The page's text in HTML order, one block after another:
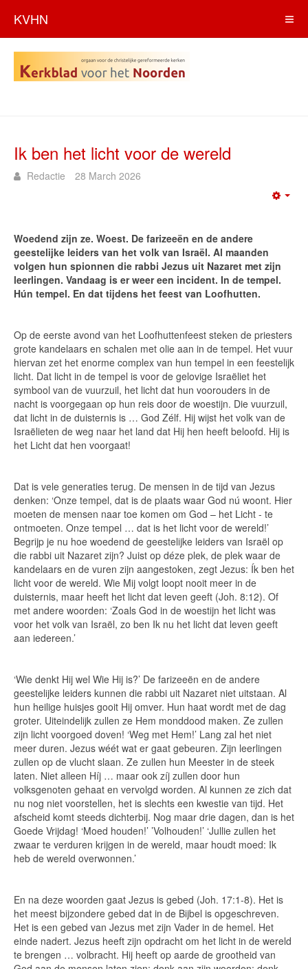
KVHN
Ik ben het licht voor de wereld
Redactie 28 March 2026
Woedend zijn ze. Woest. De farizeeën en de andere
geestelijke leiders van het volk van Israël. Al maanden
volgen hun spionnen die rabbi Jezus uit Nazaret met zijn
leerlingen. Vandaag is er weer een incident. In de tempel.
Hún tempel. En dat tijdens het feest van Loofhutten.
Op de eerste avond van het Loofhuttenfeest steken de priesters
grote kandelaars en schalen met olie aan in de tempel. Het vuur
hiervan zet het enorme complex van hun tempel in een feestelijk
licht. Dat licht in de tempel is voor de gelovige Israëliet het
symbool van de vuurzuil, het licht dat hun voorouders in de
nacht is voorgegaan op hun reis door de woestijn. Die vuurzuil,
dat licht in de duisternis is … God Zélf. Hij wijst het volk van de
Israëlieten de weg naar het land dat Hij hen heeft beloofd. Hij is
het Licht dat hen voorgaat!
Dat is vele generaties terug. De mensen in de tijd van Jezus
denken: ‘Onze tempel, dat is de plaats waar God nú woont. Hier
moeten de mensen naar toe komen om God – het Licht - te
ontmoeten. Onze tempel … dat is het licht voor de wereld!’
Begrijp je nu hoe woedend de geestelijke leiders van Israël op
die rabbi uit Nazaret zijn? Juist op déze plek, de plek waar de
kandelaars en de vuren zijn aangestoken, zegt Jezus: Ík ben het
licht voor de wereld. Wie Mij volgt loopt nooit meer in de
duisternis, maar heeft het licht dat leven geeft (Joh. 8:12). Of
met andere woorden: ‘Zoals God in de woestijn het licht was
voor het volk van Israël, zo ben Ik nu het licht dat leven geeft
aan iedereen.’
‘Wie denkt Hij wel Wie Hij is?’ De farizeeën en de andere
geestelijke leiders kunnen die rabbi uit Nazaret niet uitstaan. Al
hun heilige huisjes gooit Hij omver. Hun haat wordt met de dag
groter. Uiteindelijk zullen ze Hem monddood maken. Ze zullen
zijn licht voorgoed doven! ‘Weg met Hem!’ Lang zal het niet
meer duren. Jezus wéét wat er gaat gebeuren. Zijn leerlingen
zullen op de vlucht slaan. Ze zullen hun Meester in de steek
laten. Niet alleen Híj … maar ook zíj zullen door hun
volksgenoten gehaat en vervolgd worden. Al kunnen ze zich dat
nu nog niet voorstellen, het is slechts een kwestie van tijd. Het
afscheid komt steeds dichterbij. Nog maar drie dagen, dan is het
Goede Vrijdag! ‘Moed houden!’ ’Volhouden!’ ‘Jullie zullen het
zwaar te verduren krijgen in de wereld, maar houdt moed: Ik
heb de wereld overwonnen.’
En na deze woorden gaat Jezus is gebed (Joh. 17:1-8). Het is
het meest bijzondere gebed dat in de Bijbel is opgeschreven.
Het is een gebed van Jezus met zijn Vader in de hemel. Het
einde nadert. Jezus heeft zijn opdracht om het licht in de wereld
te brengen … volbracht. Hij heeft op aarde de grootheid van